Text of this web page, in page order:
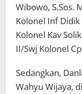
Wibowo, S.Sos.
Kolonel Inf Didik
Kolonel Kav
II/Swj Kolonel
Sedangkan,
Wahyu Wijaya,